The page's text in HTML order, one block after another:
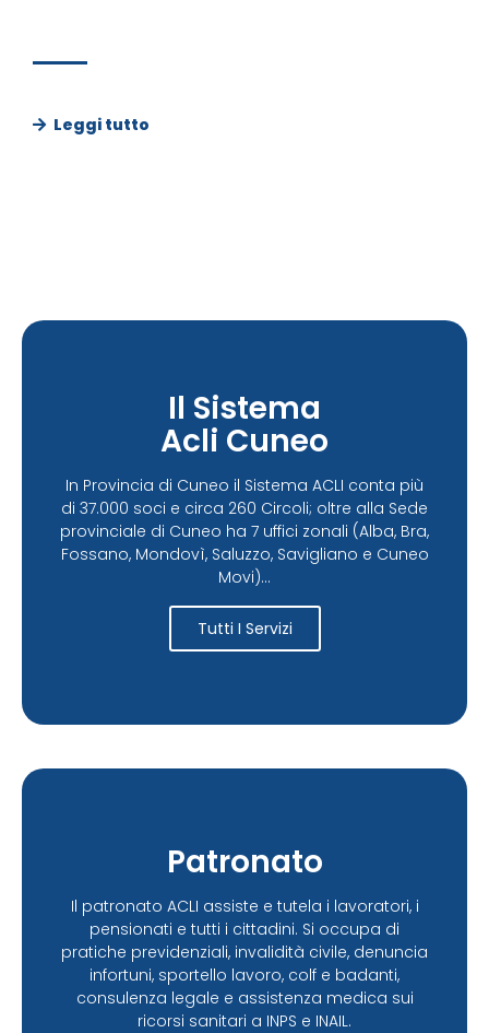
Leggi tutto
Il Sistema
Acli Cuneo
In Provincia di Cuneo il Sistema ACLI conta più
di 37.000 soci e circa 260 Circoli; oltre alla Sede
provinciale di Cuneo ha 7 uffici zonali (Alba, Bra,
Fossano, Mondovì, Saluzzo, Savigliano e Cuneo
Movi)...
Tutti I Servizi
Patronato
Il patronato ACLI assiste e tutela i lavoratori, i
pensionati e tutti i cittadini. Si occupa di
pratiche previdenziali, invalidità civile, denuncia
infortuni, sportello lavoro, colf e badanti,
consulenza legale e assistenza medica sui
ricorsi sanitari a INPS e INAIL.